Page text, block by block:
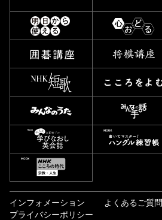
インフォメーション よくあるご質問
プライバシーポリシー